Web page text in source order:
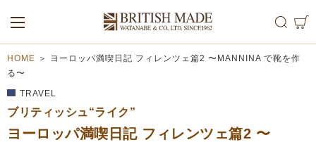
ALL MEN
WOMEN
HOME ＞
ヨーロッパ満喫日記 フィレンツェ篇2 〜MANNINA で靴を作
る〜
TRAVEL
ブリティッシュ“ライク”
ヨーロッパ満喫日記 フィレンツェ篇2 〜